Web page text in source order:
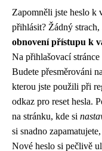
Zapomněli jste heslo k
přihlásit? Žádný strach,
obnovení přístupu k
Na přihlašovací
Budete přesměrováni
kterou jste použili při
odkaz pro reset hesla.
na stránku, kde si
si snadno
Nové heslo si pečlivě